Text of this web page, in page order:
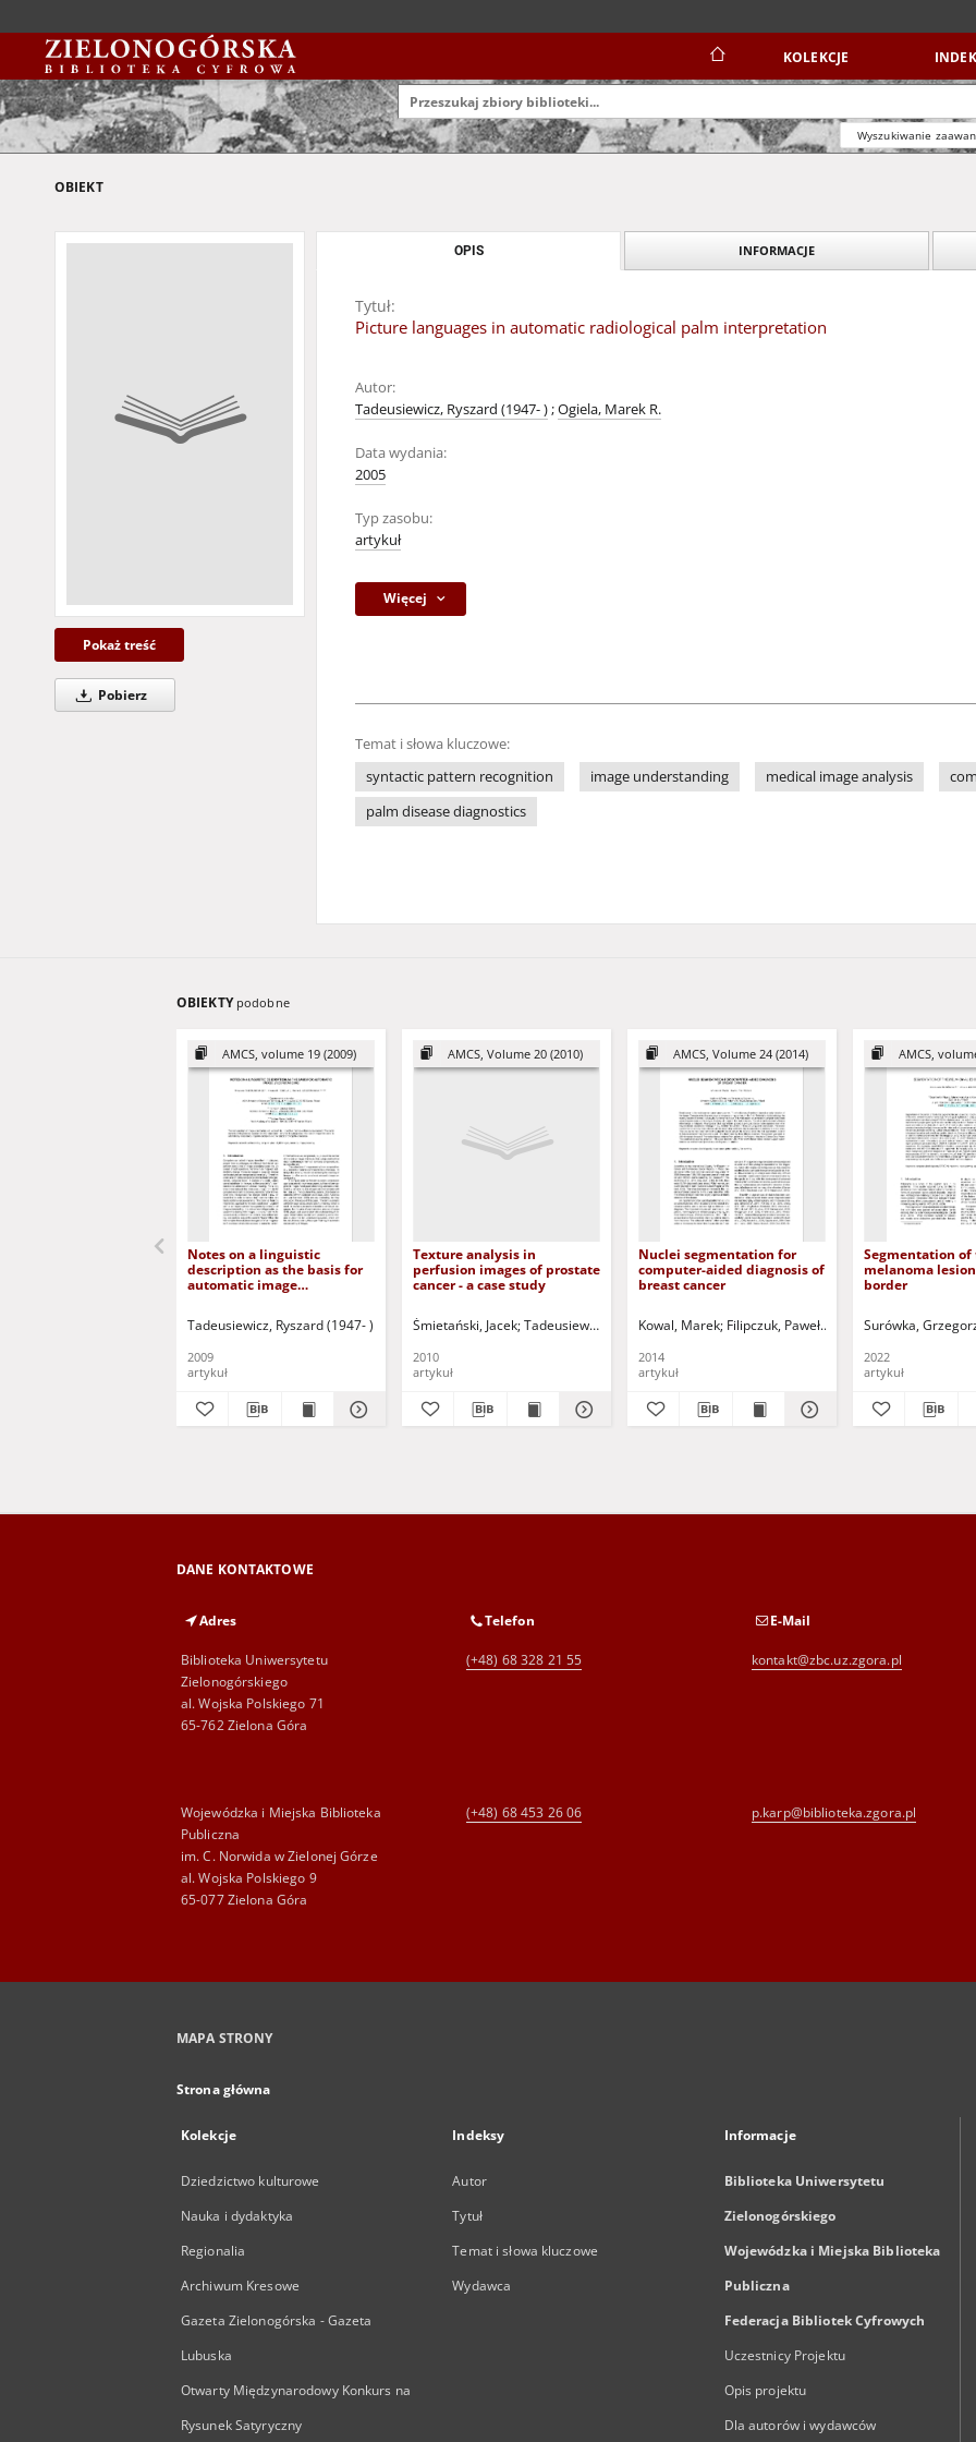
KOLEKCJE
Wyszukiwanie
OBIEKT
Pokaż treść
Pobierz
OPIS INFORMACJE
Tytuł:
Picture languages in automatic radiological palm interpretation
Autor:
Tadeusiewicz, Ryszard (1947- );Ogiela, Marek R.
Data wydania:
2005
Typ zasobu:
artykuł
Więcej
Temat i słowa kluczowe:
syntactic pattern recognition
image understanding medical image analysis
palm disease diagnostics
OBIEKTY podobne
AMCS, volume 19 (2009)
Notes on a linguistic
description as the basis for
automatic image
Tadeusiewicz, Ryszard (1947- )
Ogiela, Marek R. Szczepaniak, Piotr S. Korbicz, Józef (1951- ) - ed.
2009
artykuł
AMCS, Volume 20 (2010)
Texture analysis in
perfusion images of prostate
cancer - a case study
Śmietański, Jacek Tadeusiewicz, Ryszard (1947- ) Łuczyńska, Elżbieta Korbicz, Józef (1951-
2010
artykuł
AMCS, Volume 24 (2014)
Nuclei segmentation for
computer-aided diagnosis of
breast cancer
Kowal, Marek Filipczuk, Paweł Korbicz, Józef (1951- ) -
2014
artykuł
AMCS,
Segmentation of
melanoma
border
Surówka,
2022
artykuł
DANE KONTAKTOWE
Adres
Biblioteka Uniwersytetu
Zielonogórskiego
al. Wojska Polskiego 71
65-762 Zielona Góra
Telefon
(+48) 68 328 21 55
E-Mail
kontakt@zbc.uz.zgora.pl
Wojewódzka i Miejska Biblioteka
Publiczna
im. C. Norwida w Zielonej Górze
al. Wojska Polskiego 9
65-077 Zielona Góra
(+48) 68 453 26 06 p.karp@biblioteka.zgora.pl
MAPA STRONY
Strona główna
Kolekcje
Dziedzictwo kulturowe
Nauka i dydaktyka
Regionalia
Archiwum Kresowe
Gazeta Zielonogórska - Gazeta
Lubuska
Otwarty Międzynarodowy Konkurs na
Rysunek Satyryczny
Indeksy
Autor
Tytuł
Temat i słowa kluczowe
Wydawca
Informacje
Biblioteka Uniwersytetu
Zielonogórskiego
Wojewódzka i Miejska Biblioteka
Publiczna
Federacja Bibliotek Cyfrowych
Uczestnicy Projektu
Opis projektu
Dla autorów i wydawców